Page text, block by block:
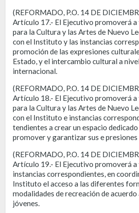
(REFORMADO, P.O. 14 DE
Artículo 17.- El Ejecutivo promoverá a
para la Cultura y las Artes de Nuevo
con el Instituto y las instancias
promoción de las expresiones
Estado, y el intercambio cultural a
internacional.
(REFORMADO, P.O. 14 DE
Artículo 18.- El Ejecutivo promoverá a
para la Cultura y las Artes de Nuevo
con el Instituto e instancias
tendientes a crear un espacio
promover y garantizar sus e presiones
(REFORMADO, P.O. 14 DE
Artículo 19.- El Ejecutivo promoverá a
instancias correspondientes, en
Instituto el acceso a las diferentes
modalidades de recreación de
jóvenes.